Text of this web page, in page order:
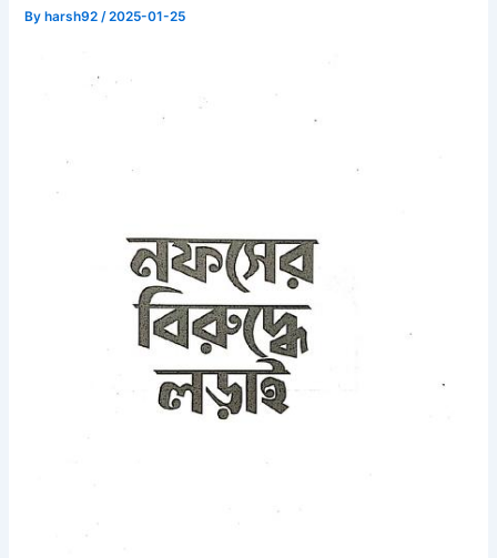
By harsh92/2025-01-25